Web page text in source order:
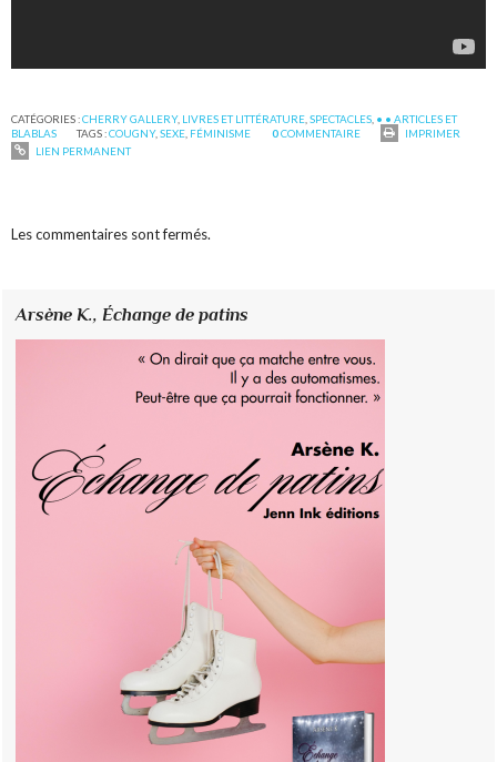
CATÉGORIES :CHERRY GALLERY, LIVRES ET LITTÉRATURE ,SPECTACLES • • ARTICLES ET
BLABLAS
TAGS :COUGNY,SEXE FÉMINISME 0COMMENTAIRE
IMPRIMER
LIEN PERMANENT
Les commentaires sont fermés.
Arsène K.,Échange de patins